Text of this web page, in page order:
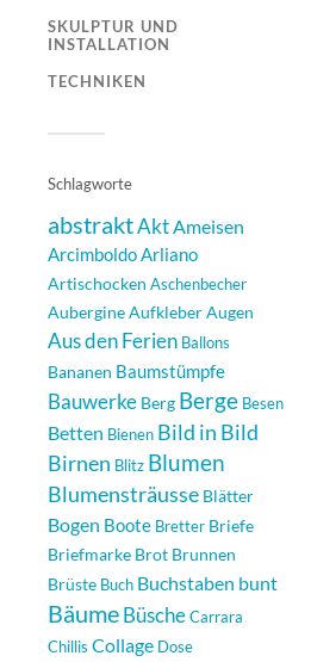
SKULPTUR UND
INSTALLATION
TECHNIKEN
Schlagworte
abstraktAktAmeisen
ArcimboldoArliano
Artischocken Aschenbecher
AubergineAufkleberAugen
Aus den Ferien Ballons
Bananen Baumstümpfe
Bauwerke Berg Berge Besen
Betten Bienen Bild in Bild
Birnen Blitz Blumen
Blumensträusse Blätter
Bogen Boote Bretter Briefe
Briefmarke Brot Brunnen
Brüste Buch Buchstaben bunt
BäumeBüscheCarrara
Chillis Collage Dose